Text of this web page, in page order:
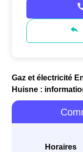
Gaz et électricité
Huisne :
Horaires